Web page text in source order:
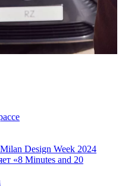
Design Week 2024
«8 Minutes and 20